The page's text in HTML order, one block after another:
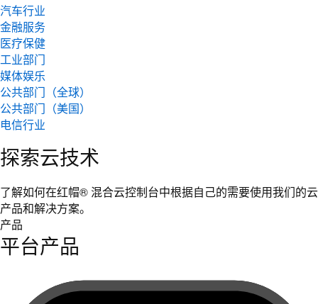
汽车行业
金融服务
医疗保健
工业部门
媒体娱乐
公共部门（全球）
公共部门（美国）
电信行业
探索云技术
了解如何在红帽® 混合云控制台中根据自己的需要使用我们的云
产品和解决方案。
产品
平台产品